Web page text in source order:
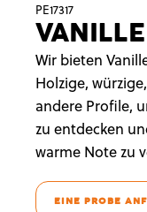
PE17317
Wir bieten
Holzige,
andere Profile,
zu entdecken
warme Note zu
EINE PROBE